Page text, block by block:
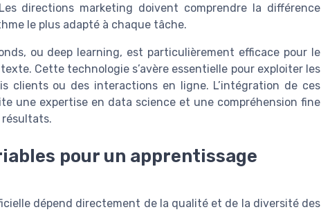
directions marketing doivent comprendre la différence
le plus adapté à chaque tâche.
ou deep learning, est particulièrement efficace pour le
Cette technologie s’avère essentielle pour exploiter les
clients ou des interactions en ligne. L’intégration de ces
une expertise en data science et une compréhension fine
pour un apprentissage
dépend directement de la qualité et de la diversité des